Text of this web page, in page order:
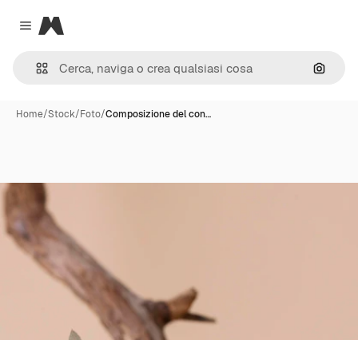
Close menu
Magnific
Cerca
Home/Stock/Foto/Composizione del con…